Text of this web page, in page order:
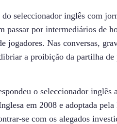
seleccionador inglês com
passar por intermediários de
jogadores. Nas conversas,
a proibição da partilha de
o seleccionador inglês
em 2008 e adoptada
se com os alegados